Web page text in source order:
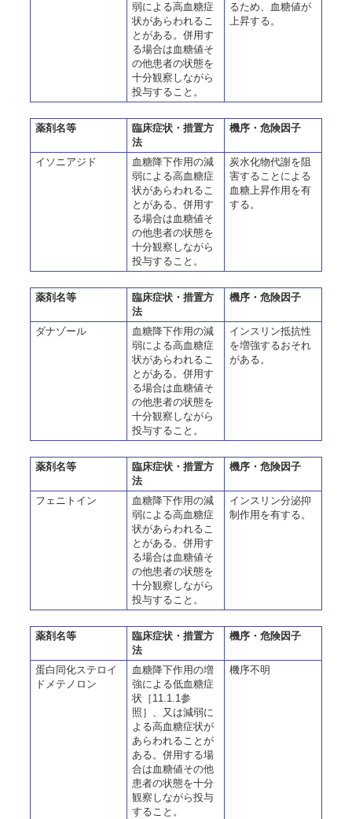
弱による高血糖症
状があらわれるこ
とがある。併用す
る場合は血糖値そ
の他患者の状態を
十分観察しながら
投与すること。
るため、血糖値が
上昇する。
薬剤名等
臨床症状・措置方
法
機序・危険因子
イソニアジド
血糖降下作用の減
弱による高血糖症
状があらわれるこ
とがある。併用す
る場合は血糖値そ
の他患者の状態を
十分観察しながら
投与すること。
炭水化物代謝を阻
害することによる
血糖上昇作用を有
する。
薬剤名等
臨床症状・措置方
法
機序・危険因子
ダナゾール
血糖降下作用の減
弱による高血糖症
状があらわれるこ
とがある。併用す
る場合は血糖値そ
の他患者の状態を
十分観察しながら
投与すること。
インスリン抵抗性
を増強するおそれ
がある。
薬剤名等
臨床症状・措置方
法
機序・危険因子
フェニトイン
血糖降下作用の減
弱による高血糖症
状があらわれるこ
とがある。併用す
る場合は血糖値そ
の他患者の状態を
十分観察しながら
投与すること。
インスリン分泌抑
制作用を有する。
薬剤名等
臨床症状・措置方
法
機序・危険因子
蛋白同化ステロイ
ドメテノロン
血糖降下作用の増
強による低血糖症
状［11.1.1参
照］、又は減弱に
よる高血糖症状が
あらわれることが
ある。併用する場
合は血糖値その他
患者の状態を十分
観察しながら投与
すること。
機序不明